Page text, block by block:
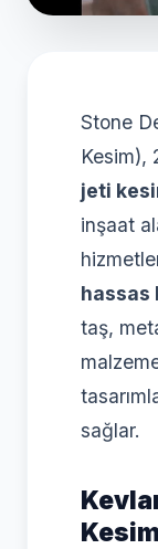
Stone
Kesim),
jeti
inşaat
hassas
taş,
sağlar.